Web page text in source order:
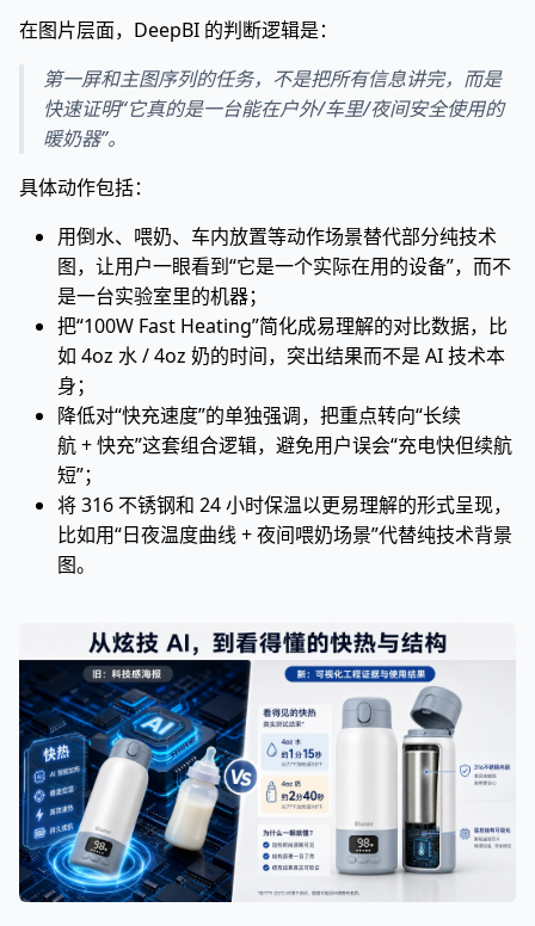
在图片层面，DeepBI 的判断逻辑是：
第一屏和主图序列的任务，不是把所有信息讲完，而是
快速证明“它真的是一台能在户外/车里/夜间安全使用的
暖奶器”。
具体动作包括：
用倒水、喂奶、车内放置等动作场景替代部分纯技术
图，让用户一眼看到“它是一个实际在用的设备”，而不
是一台实验室里的机器；
把“100W Fast Heating”简化成易理解的对比数据，比
如 4oz 水 / 4oz 奶的时间，突出结果而不是 AI 技术本
身；
降低对“快充速度”的单独强调，把重点转向“长续
航 + 快充”这套组合逻辑，避免用户误会“充电快但续航
短”；
将 316 不锈钢和 24 小时保温以更易理解的形式呈现，
比如用“日夜温度曲线 + 夜间喂奶场景”代替纯技术背景
图。